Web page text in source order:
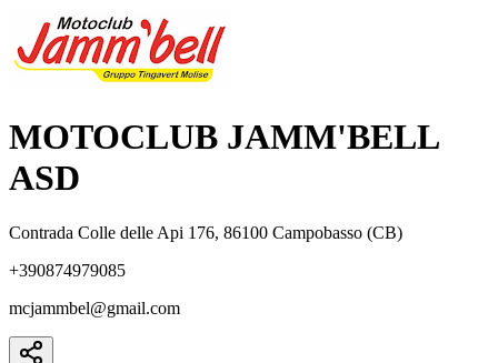
MOTOCLUB JAMM'BELL
ASD
Contrada Colle delle Api 176, 86100 Campobasso (CB)
+390874979085
mcjammbel@gmail.com